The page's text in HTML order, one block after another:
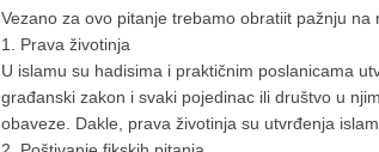
Vezano za ovo pitanje trebamo obratiit pažnju
1. Prava životinja
U islamu su hadisima i praktičnim poslanicama
građanski zakon i svaki pojedinac ili društvo u
obaveze. Dakle, prava životinja su utvrđenja